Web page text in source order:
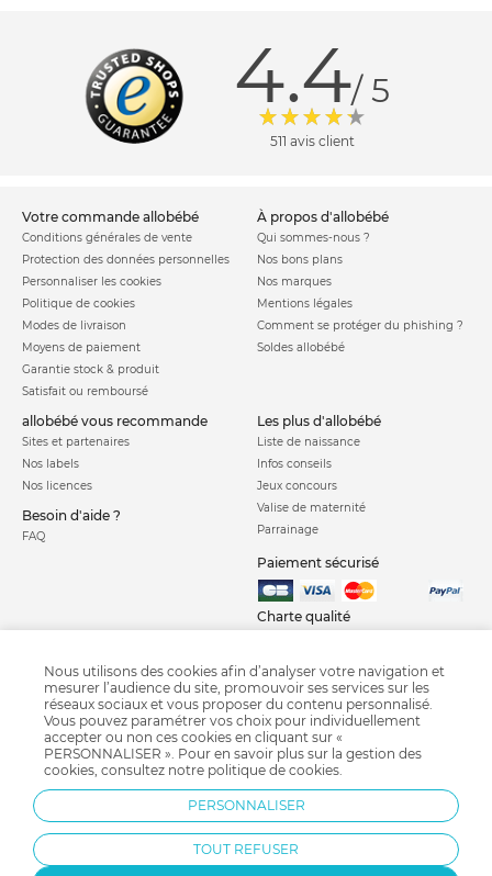
4.4/ 5
511 avis client
votre commande allobébé
Conditions générales de vente
Protection des données personnelles
Personnaliser les cookies
Politique de cookies
Modes de livraison
Moyens de paiement
Garantie stock & produit
Satisfait ou remboursé
à propos d'allobébé
Qui sommes-nous ?
Nos bons plans
Nos marques
Mentions légales
Comment se protéger du phishing ?
Soldes allobébé
allobébé vous recommande
Sites et partenaires
Nos labels
Nos licences
Besoin d'aide ?
FAQ
les plus d'allobébé
Liste de naissance
Infos conseils
Jeux concours
Valise de maternité
Parrainage
Paiement sécurisé
Charte qualité
Courbe de croissance Crash test siège auto
Calendrier chinois
Bi-Oil
Fête des pères
Nous utilisons des cookies afin d’analyser votre navigation et
mesurer l’audience du site, promouvoir ses services sur les
réseaux sociaux et vous proposer du contenu personnalisé.
Vous pouvez paramétrer vos choix pour individuellement
accepter ou non ces cookies en cliquant sur «
PERSONNALISER ». Pour en savoir plus sur la gestion des
cookies, consultez notre politique de cookies.
PERSONNALISER
TOUT REFUSER